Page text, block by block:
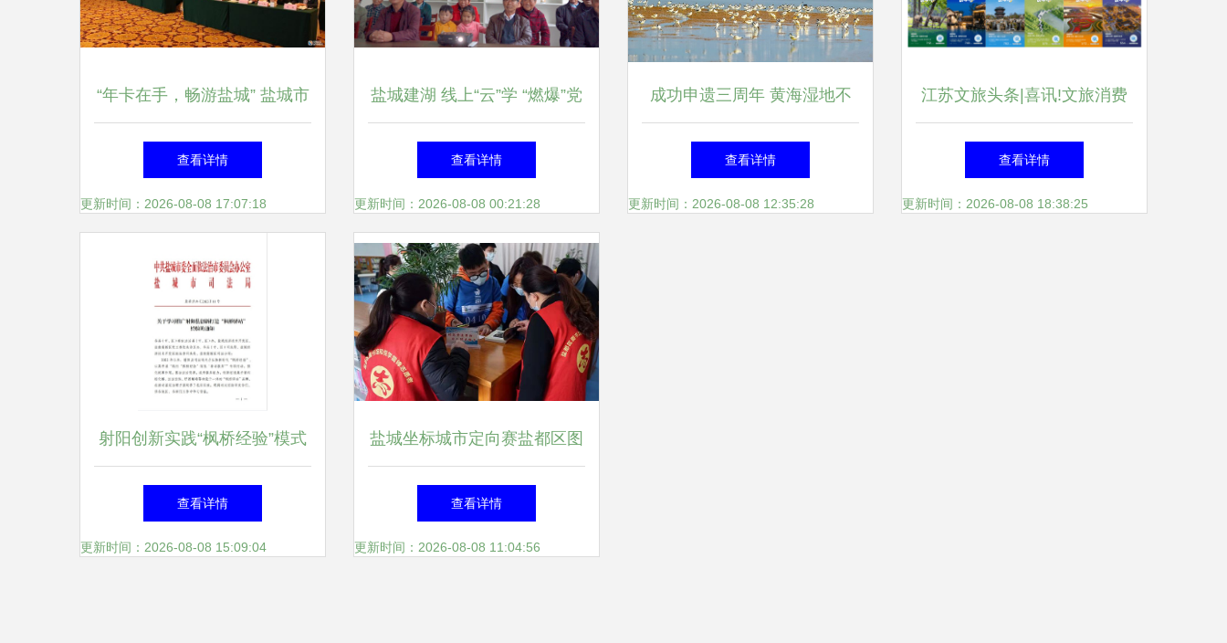
“年卡在手，畅游盐城” 盐城市
旅游年卡建湖推介会助力全域
旅游推广
查看详情
更新时间：2026-08-08 17:07:18
盐城建湖 线上“云”学 “燃爆”党
群“生活圈” ——盐城推广服务
创新实践
查看详情
更新时间：2026-08-08 00:21:28
成功申遗三周年 黄海湿地不
负“诗与远方” 书写美丽中国
的“盐城样本”
查看详情
更新时间：2026-08-08 12:35:28
江苏文旅头条|喜讯!文旅消费
推广季全媒体宣传营销活动入
选 盐城推广服务
查看详情
更新时间：2026-08-08 18:38:25
射阳创新实践“枫桥经验”模式
获盐城市推广
查看详情
更新时间：2026-08-08 15:09:04
盐城坐标城市定向赛盐都区图
书馆赛区圆满落幕 助力地方
阅读文化推广
查看详情
更新时间：2026-08-08 11:04:56